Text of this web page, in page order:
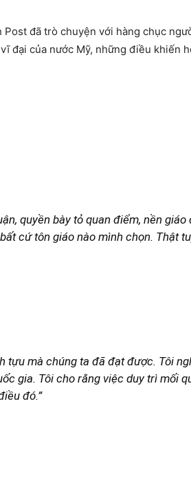
đã trò chuyện với hàng chục
đại của nước Mỹ, những điều khiến
quyền bày tỏ quan điểm, nền
cứ tôn giáo nào mình chọn. Thật
tựu mà chúng ta đã đạt được. Tôi
gia. Tôi cho rằng việc duy trì mối
đó.”